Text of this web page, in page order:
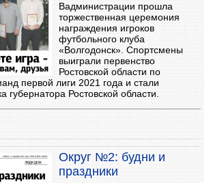
Вадминистрации прошла
торжественная церемония
награждения игроков
футбольного клуба
«Волгодонск». Спортсмены
выиграли первенство
Ростовской области по
первой лиги 2021 года и стали
губернатора Ростовской области.
Округ №2: будни и
праздники